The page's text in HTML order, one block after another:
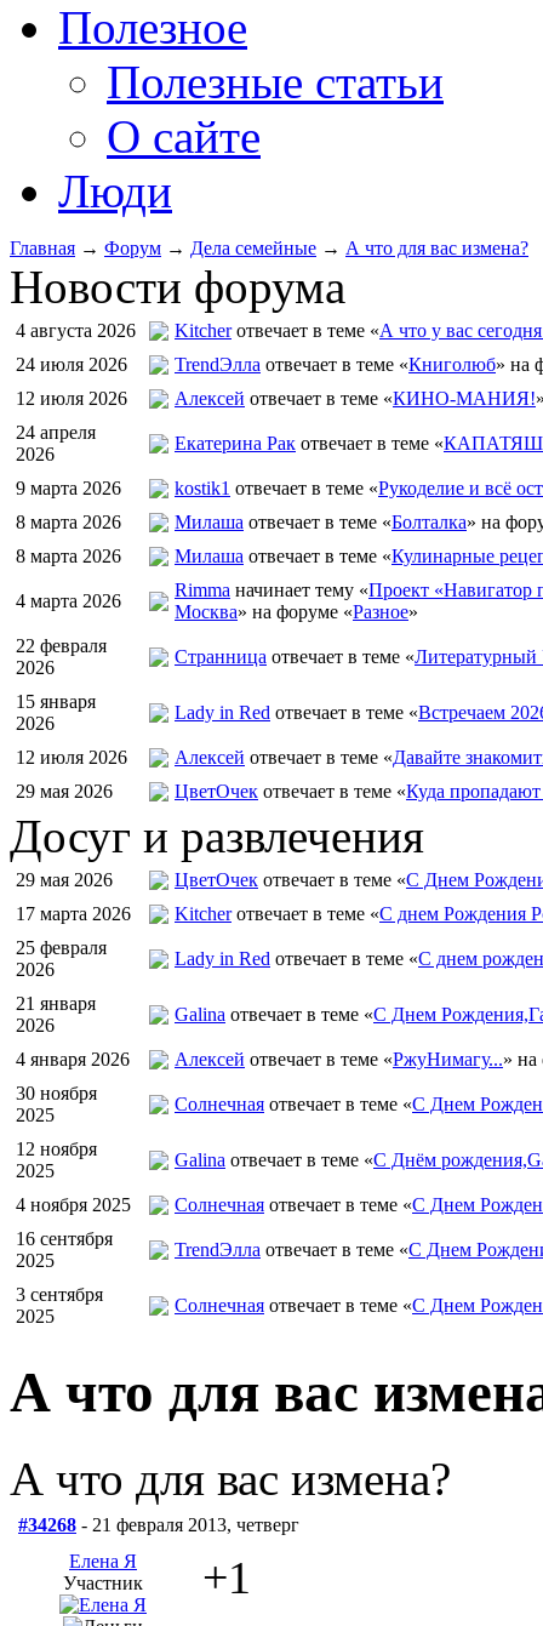
Полезное
Полезные статьи
О сайте
Люди
Главная → Форум → Дела семейные → А что для вас измена?
Новости форума
4 августа 2026 Kitcherотвечает в теме «А что у вас
24 июля 2026
TrendЭлла отвечает в теме «Книголюб» на
12 июля 2026
Алексей отвечает в теме «КИНО-МАНИЯ!
24 апреля
2026
Екатерина Рак отвечает в теме «
9 марта 2026 kostik1 отвечает в теме «Рукоделие и всё
8 марта 2026
Милаша отвечает в теме «Болталка» на
8 марта 2026
Милаша отвечает в теме «Кулинарные
4 марта 2026
Rimma начинает тему «Проект «Навигатор
Москва» на форуме «Разное»
22 февраля
2026
Странница отвечает в теме «Литературный
15 января
2026
Lady in Red отвечает в теме «Встречаем
12 июля 2026 Алексей отвечает в теме «Давайте
29 мая 2026
ЦветOчек отвечает в теме «Куда
Досуг и развлечения
29 мая 2026 ЦветOчек отвечает в теме «С Днем
17 марта 2026
Kitcherотвечает в теме «С днем Рождения
25 февраля
2026
Lady in Red отвечает в теме «С днем
21 января
2026
Galina отвечает в теме «С Днем
4 января 2026 Алексей отвечает в теме «РжуНимагу...» на
30 ноября
2025
Солнечная отвечает в теме «С Днем
12 ноября
2025
Galina отвечает в теме «С Днём
4 ноября 2025 Солнечная отвечает в теме «С Днем
16 сентября
2025
TrendЭлла отвечает в теме «С Днем
3 сентября
2025
Солнечная отвечает в теме «С Днем
А что для вас
А что для вас измена?
#34268 - 21 февраля 2013, четверг
Елена Я
Участник
+1